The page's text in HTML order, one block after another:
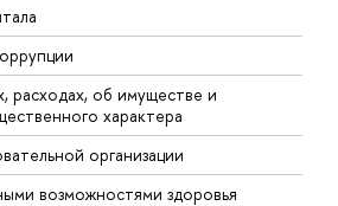
расходах, об имуществе и
характера
организации
возможностями здоровья